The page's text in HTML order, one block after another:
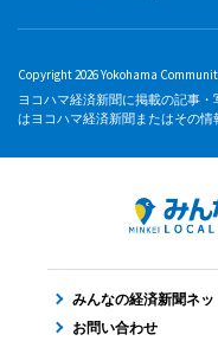
Copyright 2026 Yokohama
ヨコハマ経済新聞に掲載の記事
はヨコハマ経済新聞またはその情
みんなの経済新聞ネッ
お問い合わせ